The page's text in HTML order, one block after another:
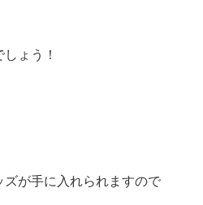
ょう！
が手に入れられますので